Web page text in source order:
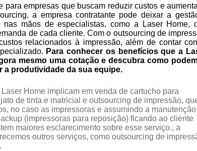
para empresas que buscam reduzir custos e
a empresa contratante pode deixar a
mãos de especialistas, como a Laser Home,
de cada cliente. Com o outsourcing de
relacionados à impressão, além de contar
Para conhecer os benefícios que a
mesmo uma cotação e descubra como
a produtividade da sua equipe.
Home implicam em venda de cartucho para
de tinta e matricial e outsourcing de impressão,
no caso as impressoras e assumindo a
(impressoras para reposição) ficando ao cliente
maiores esclarecimento sobre esse serviço., a
outros serviços, como outsourcing de